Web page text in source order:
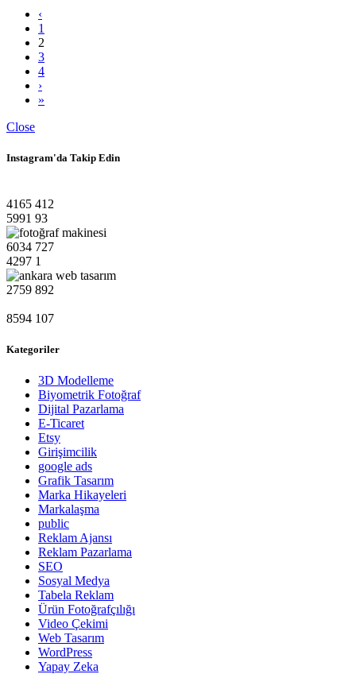
‹
1
2
3
4
›
»
Close
Instagram'da Takip Edin
4165 412
5991 93
6034 727
4297 1
2759 892
8594 107
Kategoriler
3D Modelleme
Biyometrik Fotoğraf
Dijital Pazarlama
E-Ticaret
Etsy
Girişimcilik
google ads
Grafik Tasarım
Marka Hikayeleri
Markalaşma
public
Reklam Ajansı
Reklam Pazarlama
SEO
Sosyal Medya
Tabela Reklam
Ürün Fotoğrafçılığı
Video Çekimi
Web Tasarım
WordPress
Yapay Zeka